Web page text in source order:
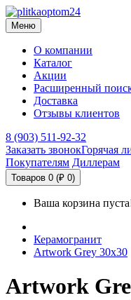
Меню
О компании
Каталог
Акции
Расширенный
Доставка
Отзывы клиентов
8 (903) 511-92-32
Заказать звонокГорячая
Покупателям Диллерам
Товаров 0 (₽ 0)
Ваша корзина
Керамогранит
Artwork Grey 30x30
Artwork